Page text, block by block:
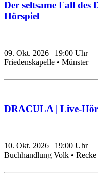
Der seltsame Fall
Hörspiel
09. Okt. 2026 | 19:00 Uhr
Friedenskapelle • Münster
DRACULA | Live-
10. Okt. 2026 | 19:00 Uhr
Buchhandlung Volk • Recke